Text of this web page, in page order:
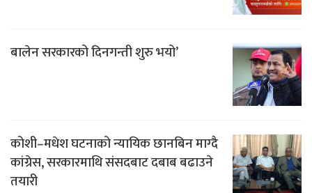
बालेन सरकारको दिनगन्ती शुरु भयो’
कोशी–मधेश घटनाको न्यायिक छानबिन माग्दै
कांग्रेस, सरकारमाथि संसदबाट दबाब बढाउने
तयारी